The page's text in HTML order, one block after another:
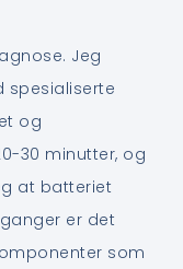
Jeg
spesialiserte
og
30 minutter, og
at batteriet
er det
som